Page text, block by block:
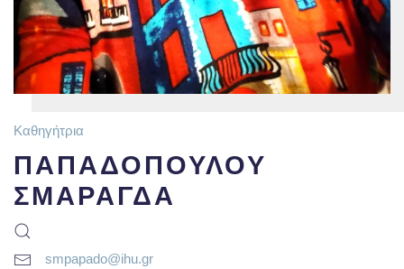
Καθηγήτρια
ΠΑΠΑΔΟΠΟΥΛΟΥ
ΣΜΑΡΑΓΔΑ
smpapado@ihu.gr